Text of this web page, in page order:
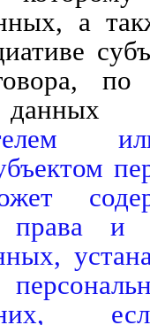
а
по
права и